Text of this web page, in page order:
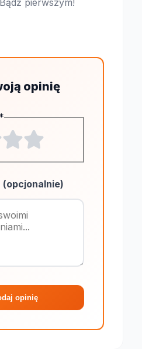
pierwszym!
opinię
*
(opcjonalnie)
Maksymalnie
opinię